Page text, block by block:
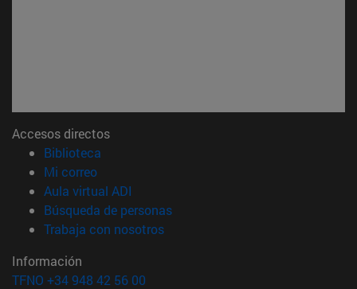
Accesos directos
Biblioteca
Mi correo(abre en nueva ventana)
Aula virtual ADI
Búsqueda de personas(abre en nueva ventana)
Trabaja con nosotros(abre en nueva ventana)
Información
TFNO +34 948 42 56 00